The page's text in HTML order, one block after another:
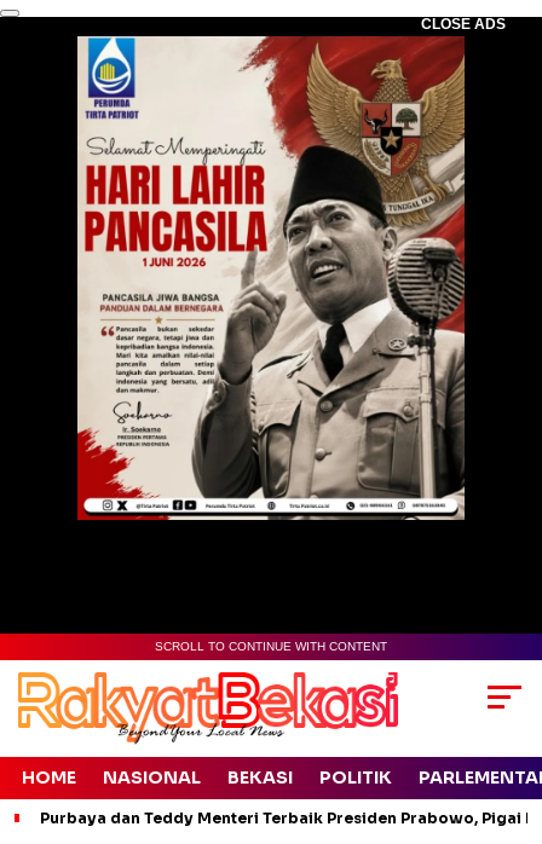
CLOSE ADS
SCROLL TO CONTINUE WITH CONTENT
HOME NASIONAL BEKASI POLITIK
Purbaya dan Teddy Menteri Terbaik Presiden Prabowo, Pigai